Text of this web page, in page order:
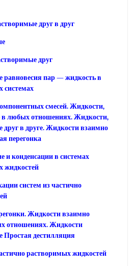
друг в друг
друг
равновесия пар — жидкость в
системах
смесей. Жидкости,
любых отношениях. Жидкости,
друг в друге. Жидкости взаимно
перегонка
и конденсации в системах
жидкостей
систем из частично
Жидкости взаимно
отношениях. Жидкости
Простая дестилляция
растворимых жидкостей